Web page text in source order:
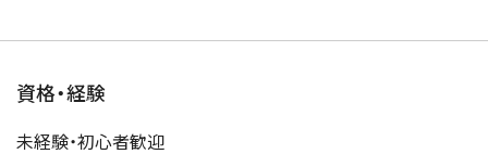
資格・経験
未経験・初心者歓迎